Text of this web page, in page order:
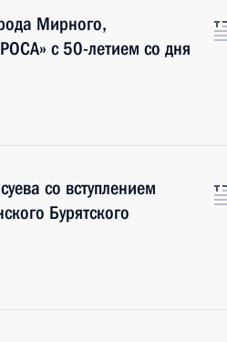
Мирного,
с 50-летием со дня
со вступлением
Бурятского